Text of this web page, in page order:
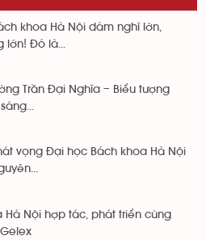
khoa Hà Nội dám nghĩ lớn,
lớn! Đó là...
Trần Đại Nghĩa – Biểu tượng
vọng Đại học Bách khoa Hà Nội
Hà Nội hợp tác, phát triển cùng